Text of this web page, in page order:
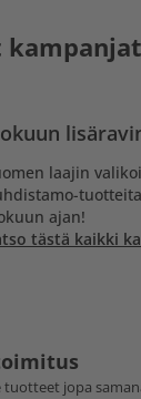
laajin
ajan!
tästä kaikki
tuotteet jopa